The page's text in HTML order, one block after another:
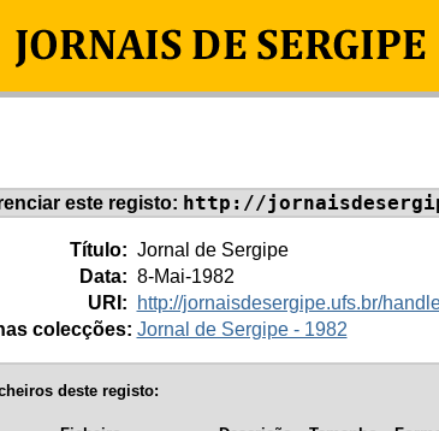
este registo: http://
Título: Jornal de Sergipe
Data: 8-Mai-1982
URI:
http://jornaisdesergipe.ufs.br/
colecções: Jornal de Sergipe - 1982
deste registo: